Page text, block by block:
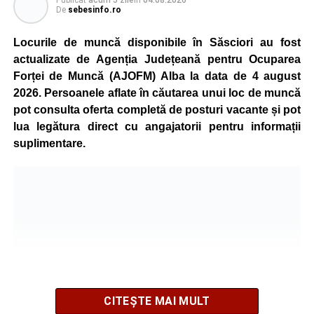
Kronospan se numără printre cei mai mari consumatori de
energie electrică din România. O parte din necesarul
energetic este acoperită prin producția proprie de energie,
realizată cu ajutorul panourilor fotovoltaice și al unităților
de cogenerare.
Reprezentanții companiei afirmă că vor continua
colaborarea cu autoritățile și operatorii din domeniul
energetic pentru a contribui la depășirea perioadei dificile
De sebesinfo.ro
Locurile de muncă disponibile în Săsciori au fost
actualizate de Agenția Județeană pentru Ocuparea
Forței de Muncă (AJOFM) Alba la data de 4 august
2026. Persoanele aflate în căutarea unui loc de muncă
pot consulta oferta completă de posturi vacante și pot
lua legătura direct cu angajatorii pentru informații
suplimentare.
CITEȘTE MAI MULT